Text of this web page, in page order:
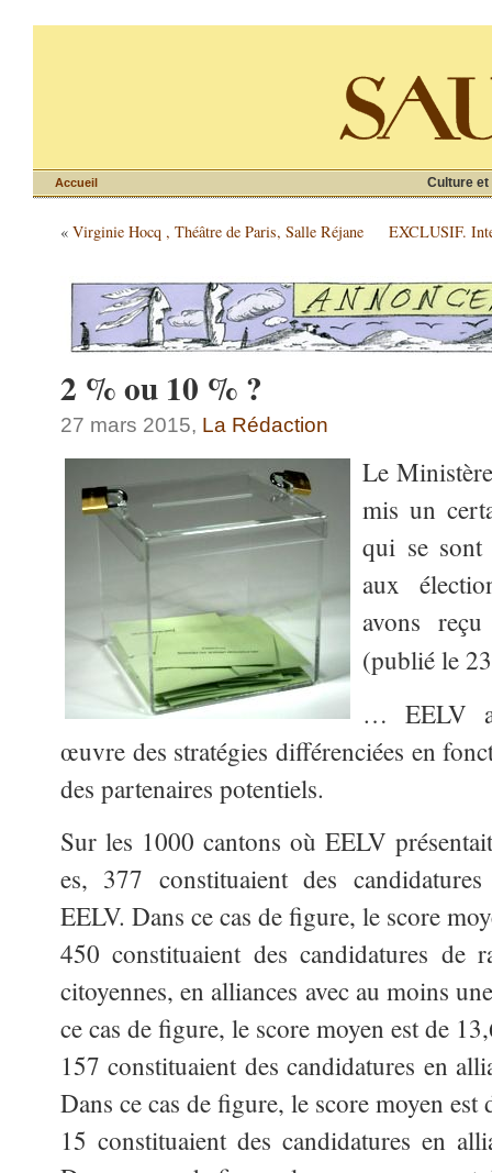
Culture et
Accueil
« Virginie Hocq , Théâtre de Paris, Salle Réjane EXCLUSIF.
2 % ou 10 % ?
27 mars 2015, La Rédaction
Le
mis un
qui se sont
aux
avons
(publié le
… EELV
œuvre des stratégies différenciées en
des partenaires potentiels.
Sur les 1000 cantons où EELV
es, 377 constituaient des
EELV. Dans ce cas de figure, le score
450 constituaient des candidatures de
citoyennes, en alliances avec au moins
ce cas de figure, le score moyen est de
157 constituaient des candidatures en
Dans ce cas de figure, le score moyen est
15 constituaient des candidatures en